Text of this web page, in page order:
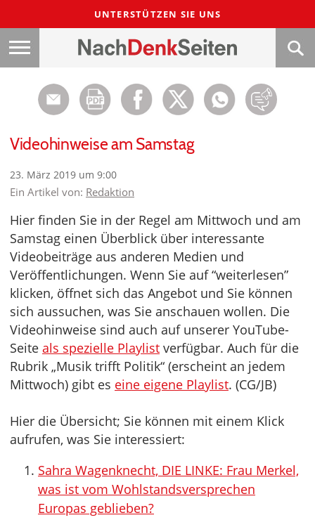
UNTERSTÜTZEN SIE UNS
Videohinweise am Samstag
23. März 2019 um 9:00
Ein Artikel von: Redaktion
Hier finden Sie in der Regel am Mittwoch und am
Samstag einen Überblick über interessante
Videobeiträge aus anderen Medien und
Veröffentlichungen. Wenn Sie auf “weiterlesen”
klicken, öffnet sich das Angebot und Sie können
sich aussuchen, was Sie anschauen wollen. Die
Videohinweise sind auch auf unserer YouTube-
Seite als spezielle Playlist verfügbar. Auch für die
Rubrik „Musik trifft Politik“ (erscheint an jedem
Mittwoch) gibt es eine eigene Playlist. (CG/JB)
Hier die Übersicht; Sie können mit einem Klick
aufrufen, was Sie interessiert:
Sahra Wagenknecht, DIE LINKE: Frau Merkel,
was ist vom Wohlstandsversprechen
Europas geblieben?